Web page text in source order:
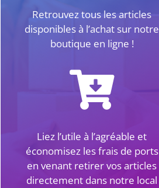
Retrouvez tous les articles
disponibles à l’achat sur notre
boutique en ligne !
Liez l’utile à l’agréable et
économisez les frais de ports
en venant retirer vos articles
directement dans notre local